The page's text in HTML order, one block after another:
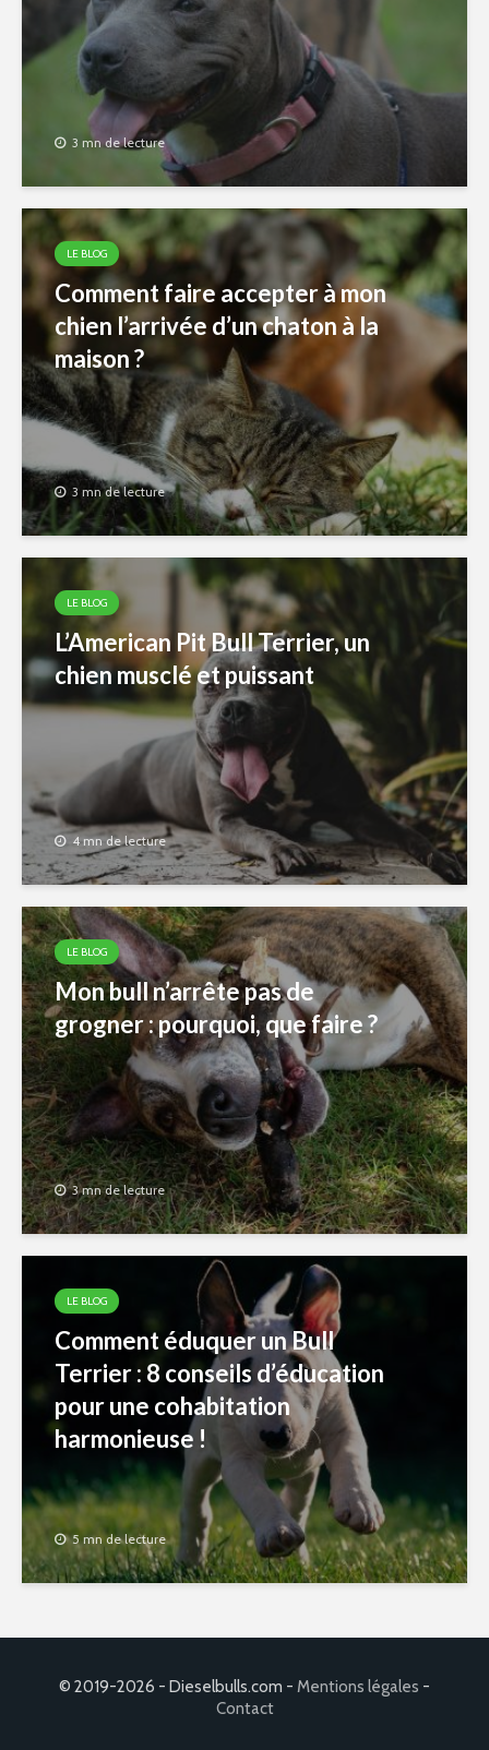
3 mn de lecture
LE BLOG
Comment faire accepter à mon
chien l’arrivée d’un chaton à la
maison ?
3 mn de lecture
LE BLOG
L’American Pit Bull Terrier, un
chien musclé et puissant
4 mn de lecture
LE BLOG
Mon bull n’arrête pas de
grogner : pourquoi, que faire ?
3 mn de lecture
LE BLOG
Comment éduquer un Bull
Terrier : 8 conseils d’éducation
pour une cohabitation
harmonieuse !
5 mn de lecture
© 2019-2026 - Dieselbulls.com - Mentions légales -
Contact